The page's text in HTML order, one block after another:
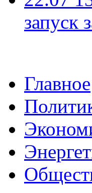
запуск
Главное